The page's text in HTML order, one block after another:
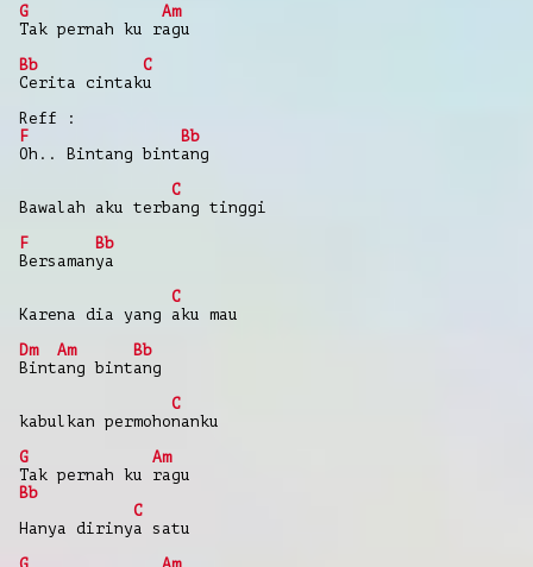
G
Am
Tak pernah ku ragu
Bb
C
Cerita cintaku
Reff :
F
Bb
Oh.. Bintang bintang
C
Bawalah aku terbang tinggi
F
Bb
Bersamanya
C
Karena dia yang aku mau
Dm
Am
Bb
Bintang bintang
C
kabulkan permohonanku
G
Am
Tak pernah ku ragu
Bb
C
Hanya dirinya satu
G
Am